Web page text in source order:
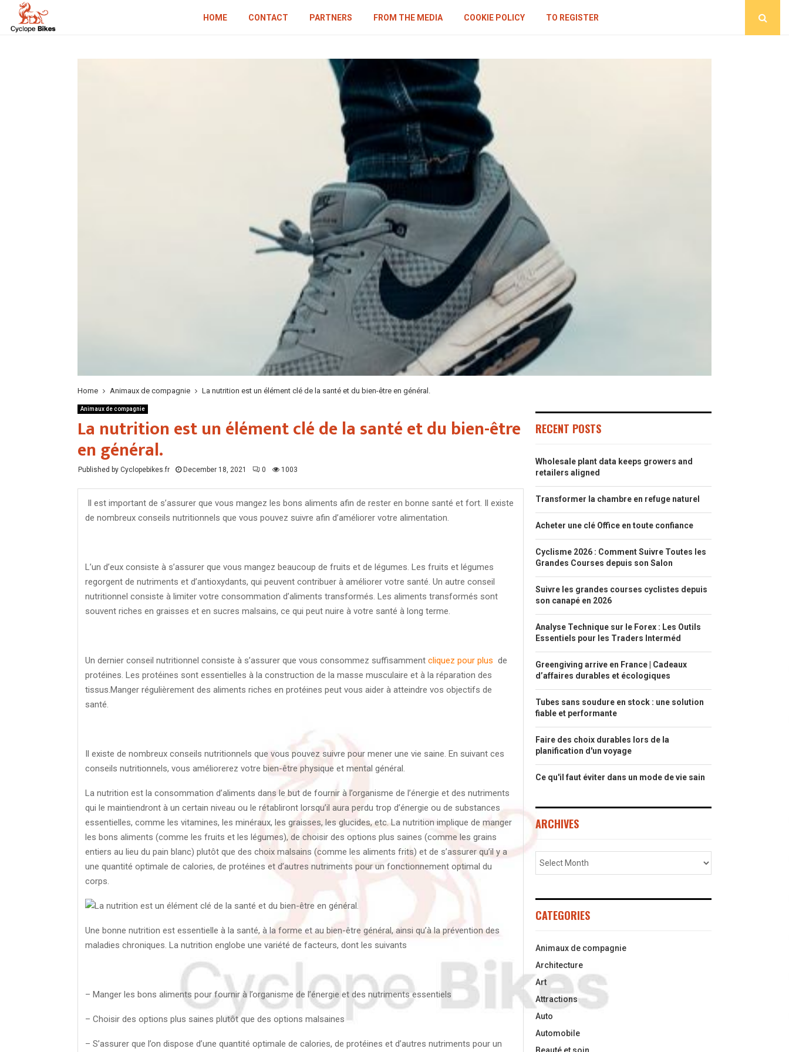
HOME CONTACT PARTNERS FROM THE MEDIA COOKIE POLICY TO REGISTER
Home Animaux de compagnie La nutrition est un élément clé de la santé et du bien-être en général.
Animaux de compagnie
La nutrition est un élément clé de la santé et du bien-être
en général.
Published by Cyclopebikes.fr December 18, 2021 0 1003
Il est important de s’assurer que vous mangez les bons aliments afin de rester en bonne santé et fort. Il existe
de nombreux conseils nutritionnels que vous pouvez suivre afin d’améliorer votre alimentation.
L’un d’eux consiste à s’assurer que vous mangez beaucoup de fruits et de légumes. Les fruits et légumes
regorgent de nutriments et d’antioxydants, qui peuvent contribuer à améliorer votre santé. Un autre conseil
nutritionnel consiste à limiter votre consommation d’aliments transformés. Les aliments transformés sont
souvent riches en graisses et en sucres malsains, ce qui peut nuire à votre santé à long terme.
Un dernier conseil nutritionnel consiste à s’assurer que vous consommez suffisamment cliquez pour plus de
protéines. Les protéines sont essentielles à la construction de la masse musculaire et à la réparation des
tissus.Manger régulièrement des aliments riches en protéines peut vous aider à atteindre vos objectifs de
santé.
Il existe de nombreux conseils nutritionnels que vous pouvez suivre pour mener une vie saine. En suivant ces
conseils nutritionnels, vous améliorerez votre bien-être physique et mental général.
La nutrition est la consommation d’aliments dans le but de fournir à l’organisme de l’énergie et des nutriments
qui le maintiendront à un certain niveau ou le rétabliront lorsqu’il aura perdu trop d’énergie ou de substances
essentielles, comme les vitamines, les minéraux, les graisses, les glucides, etc. La nutrition implique de manger
les bons aliments (comme les fruits et les légumes), de choisir des options plus saines (comme les grains
entiers au lieu du pain blanc) plutôt que des choix malsains (comme les aliments frits) et de s’assurer qu’il y a
une quantité optimale de calories, de protéines et d’autres nutriments pour un fonctionnement optimal du
corps.
Une bonne nutrition est essentielle à la santé, à la forme et au bien-être général, ainsi qu’à la prévention des
maladies chroniques. La nutrition englobe une variété de facteurs, dont les suivants
– Manger les bons aliments pour fournir à l’organisme de l’énergie et des nutriments essentiels
– Choisir des options plus saines plutôt que des options malsaines
– S’assurer que l’on dispose d’une quantité optimale de calories, de protéines et d’autres nutriments pour un
RECENT POSTS
Wholesale plant data keeps growers and
retailers aligned
Transformer la chambre en refuge naturel
Acheter une clé Office en toute confiance
Cyclisme 2026 : Comment Suivre Toutes les
Grandes Courses depuis son Salon
Suivre les grandes courses cyclistes depuis
son canapé en 2026
Analyse Technique sur le Forex : Les Outils
Essentiels pour les Traders Interméd
Greengiving arrive en France | Cadeaux
d’affaires durables et écologiques
Tubes sans soudure en stock : une solution
fiable et performante
Faire des choix durables lors de la
planification d'un voyage
Ce qu'il faut éviter dans un mode de vie sain
ARCHIVES
CATEGORIES
Animaux de compagnie
Architecture
Art
Attractions
Auto
Automobile